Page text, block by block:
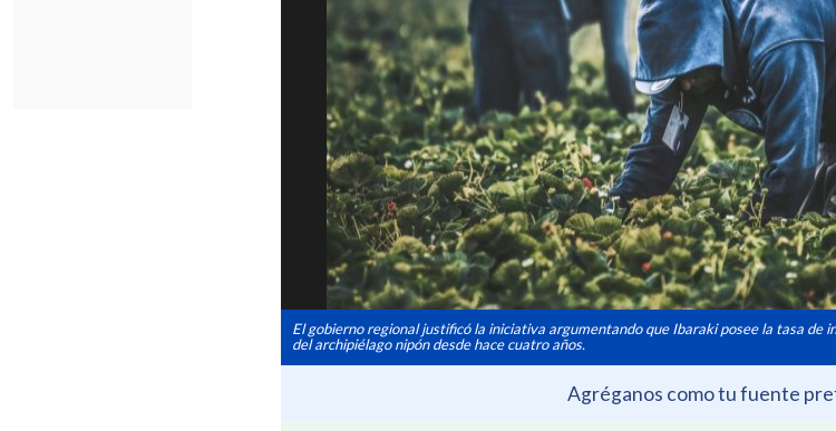
El gobierno regional justificó la iniciativa argumentando que Ibaraki posee la tasa de
del archipiélago nipón desde hace cuatro años.
Agréganos como tu fuente